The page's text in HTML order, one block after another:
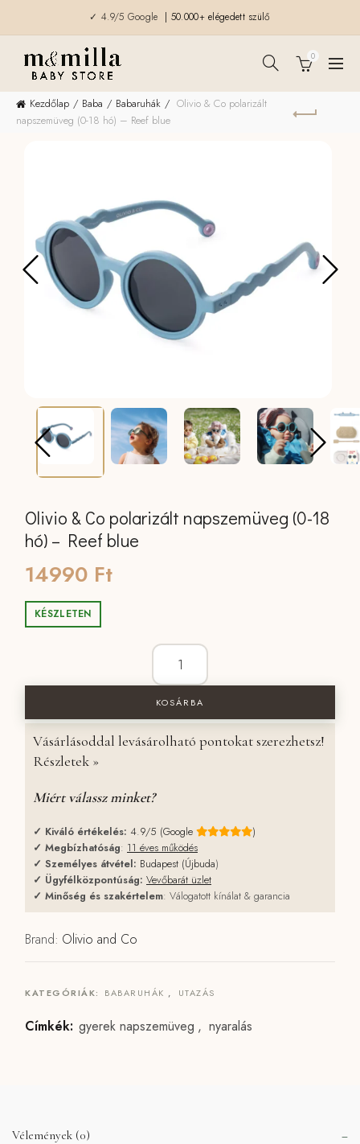
✓ 4.9/5 Google | 50.000+ elégedett szülő
0
Kezdőlap Baba Babaruhák
Olivio & Co polarizált
napszemüveg (0-18 hó) – Reef blue
Olivio & Co polarizált napszemüveg (0-18
hó) – Reef blue
14990 Ft
KÉSZLETEN
Olivio & Co polarizált napszemüveg
KOSÁRBA
Vásárlásoddal levásárolható pontokat szerezhetsz!
Részletek »
Miért válassz minket?
✓ Kiváló értékelés: 4.9/5 (Google
)
✓ Megbízhatóság: 11 éves működés
✓ Személyes átvétel: Budapest (Újbuda)
✓ Ügyfélközpontúság: Vevőbarát üzlet
✓ Minőség és szakértelem: Válogatott kínálat & garancia
Brand: Olivio and Co
KATEGÓRIÁK: BABARUHÁK , UTAZÁS
Címkék: gyerek napszemüveg , nyaralás
Vélemények (0)